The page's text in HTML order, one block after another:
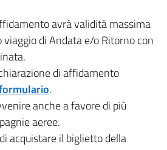
avrà validità massima
viaggio di Andata e/o Ritorno con
di affidamento
.
anche a favore di più
aeree.
acquistare il biglietto della